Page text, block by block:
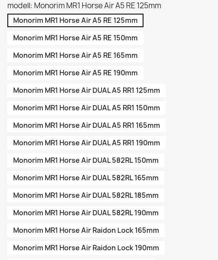
modell: Monorim MR1 Horse Air A5 RE 125mm
Monorim MR1 Horse Air A5 RE 125mm
Monorim MR1 Horse Air A5 RE 150mm
Monorim MR1 Horse Air A5 RE 165mm
Monorim MR1 Horse Air A5 RE 190mm
Monorim MR1 Horse Air DUAL A5 RR1 125mm
Monorim MR1 Horse Air DUAL A5 RR1 150mm
Monorim MR1 Horse Air DUAL A5 RR1 165mm
Monorim MR1 Horse Air DUAL A5 RR1 190mm
Monorim MR1 Horse Air DUAL 582RL 150mm
Monorim MR1 Horse Air DUAL 582RL 165mm
Monorim MR1 Horse Air DUAL 582RL 185mm
Monorim MR1 Horse Air DUAL 582RL 190mm
Monorim MR1 Horse Air Raidon Lock 165mm
Monorim MR1 Horse Air Raidon Lock 190mm